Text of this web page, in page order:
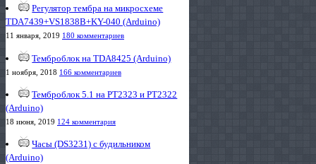
Регулятор тембра на микросхеме
TDA7439+VS1838B+KY-040 (Arduino)
11 января, 2019 180 комментариев
Темброблок на TDA8425 (Arduino)
1 ноября, 2018 166 комментариев
Темброблок 5.1 на PT2323 и PT2322
(Arduino)
18 июня, 2019 124 комментария
Часы (DS3231) с будильником
(Arduino)